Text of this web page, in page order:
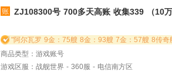
ZJ108300号 700多天高账 收集339 （10
研发购买 ）（煤炭船毕业）（金币船毕业）（科研船除
购买）新船 ：沉舰者 不莱梅 泥头车 I56 葵 吉
"阿尔瓦罗 9
商品类型：游戏账号
游戏区服：战舰世界 - 360服 - 电信南方区